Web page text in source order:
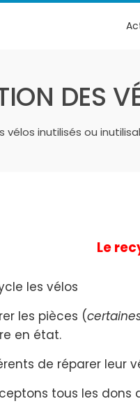
DES
vélos inutilisés ou
Le
les vélos
les pièces (
en état.
de réparer leur
tous les dons